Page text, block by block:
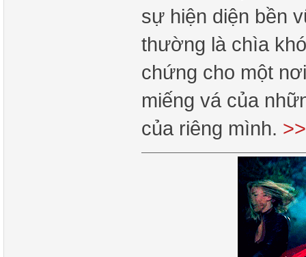
sự hiện diện bền
thường là chìa
chứng cho một
miếng vá của
của riêng mình.